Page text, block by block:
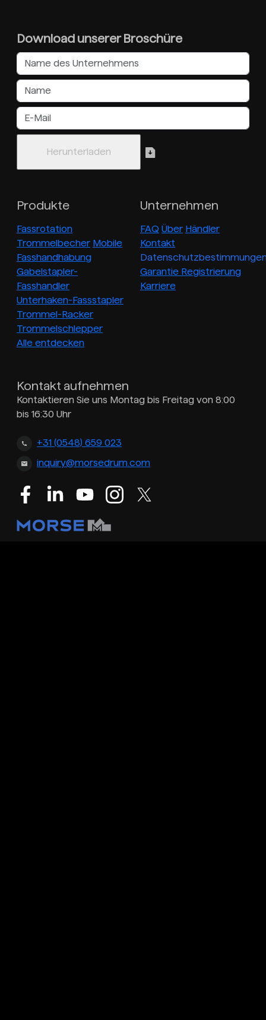
Download unserer Broschüre
Produkte
Fassrotation
Trommelbecher Mobile
Fasshandhabung
Gabelstapler-
Fasshandler
Unterhaken-Fassstapler
Trommel-Racker
Trommelschlepper
Alle entdecken
Unternehmen
FAQ Über Händler
Kontakt
Garantie Registrierung
Karriere
Kontakt aufnehmen
Kontaktieren Sie uns Montag bis Freitag von 8:00
bis 16:30 Uhr
+31 (0548) 659 023
inquiry@morsedrum.com